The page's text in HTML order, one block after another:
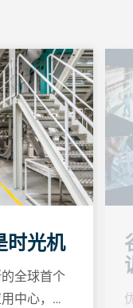
时光机
全球首个
中心，…